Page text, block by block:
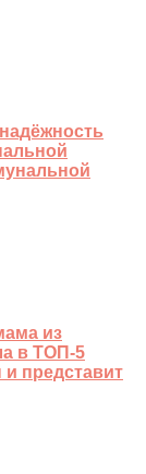
из
в ТОП-5
представит